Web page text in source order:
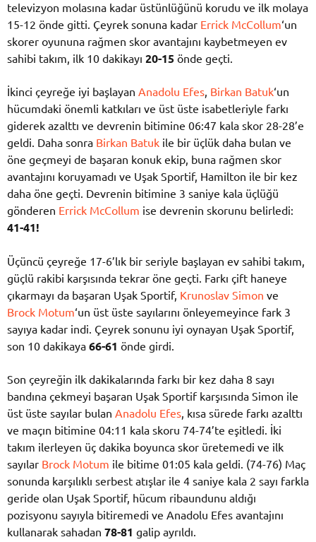
televizyon molasına kadar üstünlüğünü korudu ve ilk molaya
15-12 önde gitti. Çeyrek sonuna kadar Errick McCollum‘un
skorer oyununa rağmen skor avantajını kaybetmeyen ev
sahibi takım, ilk 10 dakikayı 20-15 önde geçti.
İkinci çeyreğe iyi başlayan Anadolu Efes, Birkan Batuk‘un
hücumdaki önemli katkıları ve üst üste isabetleriyle farkı
giderek azalttı ve devrenin bitimine 06:47 kala skor 28-28’e
geldi. Daha sonra Birkan Batuk ile bir üçlük daha bulan ve
öne geçmeyi de başaran konuk ekip, buna rağmen skor
avantajını koruyamadı ve Uşak Sportif, Hamilton ile bir kez
daha öne geçti. Devrenin bitimine 3 saniye kala üçlüğü
gönderen Errick McCollum ise devrenin skorunu belirledi:
41-41!
Üçüncü çeyreğe 17-6’lık bir seriyle başlayan ev sahibi takım,
güçlü rakibi karşısında tekrar öne geçti. Farkı çift haneye
çıkarmayı da başaran Uşak Sportif, Krunoslav Simon ve
Brock Motum‘un üst üste sayılarını önleyemeyince fark 3
sayıya kadar indi. Çeyrek sonunu iyi oynayan Uşak Sportif,
son 10 dakikaya 66-61 önde girdi.
Son çeyreğin ilk dakikalarında farkı bir kez daha 8 sayı
bandına çekmeyi başaran Uşak Sportif karşısında Simon ile
üst üste sayılar bulan Anadolu Efes , kısa sürede farkı azalttı
ve maçın bitimine 04:11 kala skoru 74-74’te eşitledi. İki
takım ilerleyen üç dakika boyunca skor üretemedi ve ilk
sayılar Brock Motum ile bitime 01:05 kala geldi. (74-76) Maç
sonunda karşılıklı serbest atışlar ile 4 saniye kala 2 sayı farkla
geride olan Uşak Sportif, hücum ribaundunu aldığı
pozisyonu sayıyla bitiremedi ve Anadolu Efes avantajını
kullanarak sahadan 78-81 galip ayrıldı.